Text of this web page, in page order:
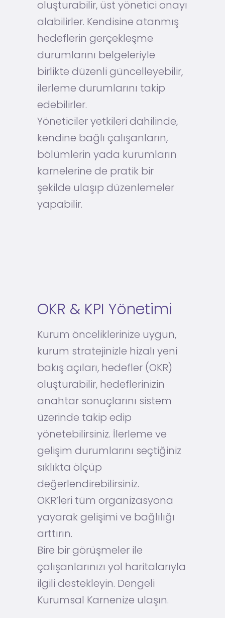
oluşturabilir, üst yönetici onayı
alabilirler. Kendisine atanmış
hedeflerin gerçekleşme
durumlarını belgeleriyle
birlikte düzenli güncelleyebilir,
ilerleme durumlarını takip
edebilirler.
Yöneticiler yetkileri dahilinde,
kendine bağlı çalışanların,
bölümlerin yada kurumların
karnelerine de pratik bir
şekilde ulaşıp düzenlemeler
yapabilir.
OKR & KPI Yönetimi
Kurum önceliklerinize uygun,
kurum stratejinizle hizalı yeni
bakış açıları, hedefler (OKR)
oluşturabilir, hedeflerinizin
anahtar sonuçlarını sistem
üzerinde takip edip
yönetebilirsiniz. İlerleme ve
gelişim durumlarını seçtiğiniz
sıklıkta ölçüp
değerlendirebilirsiniz.
OKR’leri tüm organizasyona
yayarak gelişimi ve bağlılığı
arttırın.
Bire bir görüşmeler ile
çalışanlarınızı yol haritalarıyla
ilgili destekleyin. Dengeli
Kurumsal Karnenize ulaşın.